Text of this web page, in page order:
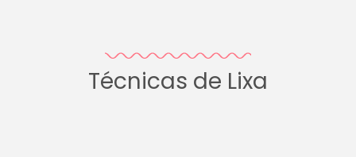
Técnicas de Lixa